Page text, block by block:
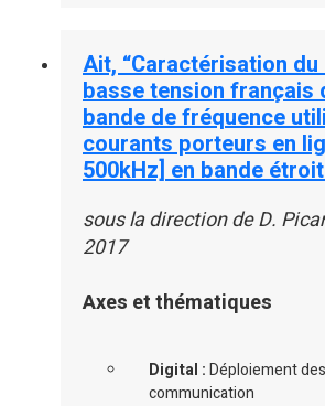
Ait, “Caractérisation
basse tension français
bande de fréquence
courants porteurs en
500kHz] en bande
sous la direction de D.
2017
Axes et thématiques
Digital :Déploiement
communication